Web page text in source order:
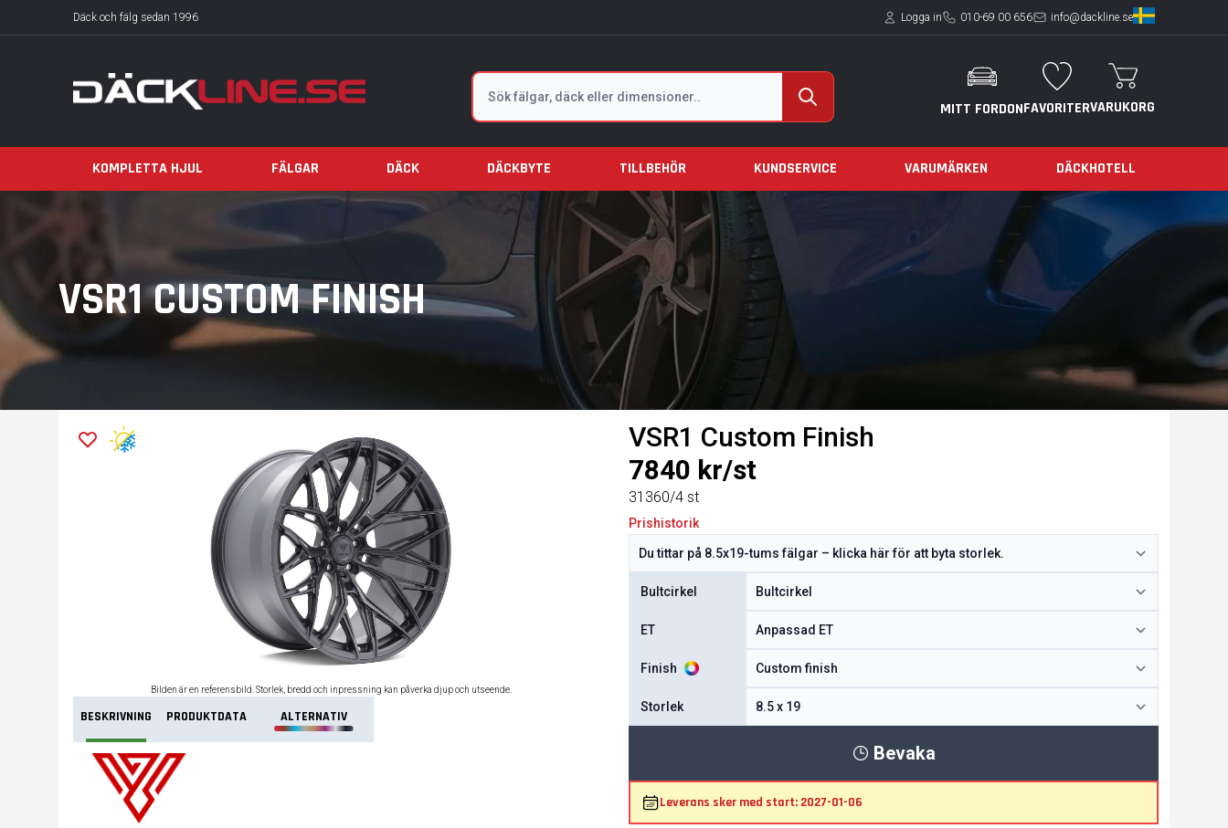
Däck och fälg sedan 1996 Logga in 010-69 00 656 info@dackline.se
Sök
MITT FORDONFAVORITERVARUKORG
KOMPLETTA HJUL FÄLGAR DÄCK DÄCKBYTE TILLBEHÖR KUNDSERVICE VARUMÄRKEN DÄCKHOTELL
VSR1 CUSTOM FINISH
VSR1 Custom Finish
7840 kr/st
31360/4 st
Prishistorik
Bultcirkel
ET
Finish
Storlek
Bevaka
Leverans sker med start: 2027-01-06
Bilden är en referensbild. Storlek, bredd och inpressning kan påverka djup och utseende.
BESKRIVNING PRODUKTDATA ALTERNATIV